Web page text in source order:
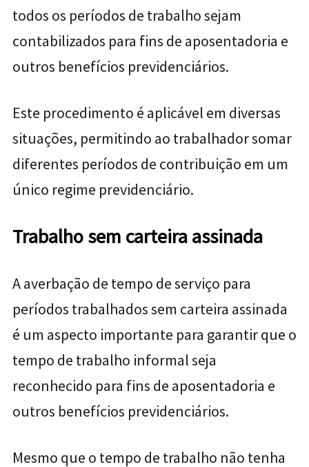
todos os períodos de trabalho sejam
contabilizados para fins de aposentadoria e
outros benefícios previdenciários.
Este procedimento é aplicável em diversas
situações, permitindo ao trabalhador somar
diferentes períodos de contribuição em um
único regime previdenciário.
Trabalho sem carteira assinada
A averbação de tempo de serviço para
períodos trabalhados sem carteira assinada
é um aspecto importante para garantir que o
tempo de trabalho informal seja
reconhecido para fins de aposentadoria e
outros benefícios previdenciários.
Mesmo que o tempo de trabalho não tenha